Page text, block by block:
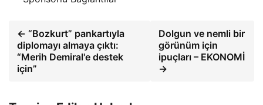
← “Bozkurt” pankartıyla
diplomayı almaya çıktı:
“Merih Demiral'e destek
için”
Dolgun ve nemli bir
görünüm için
ipuçları – EKONOMİ
→